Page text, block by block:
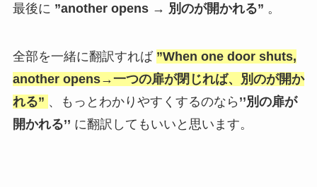
最後に ”another opens → 別のが開かれる” 。
全部を一緒に翻訳すれば ”When one door shuts,
another opens→一つの扉が閉じれば、別のが開か
れる” 、もっとわかりやすくするのなら ’’別の扉が
開かれる’’ に翻訳してもいいと思います。